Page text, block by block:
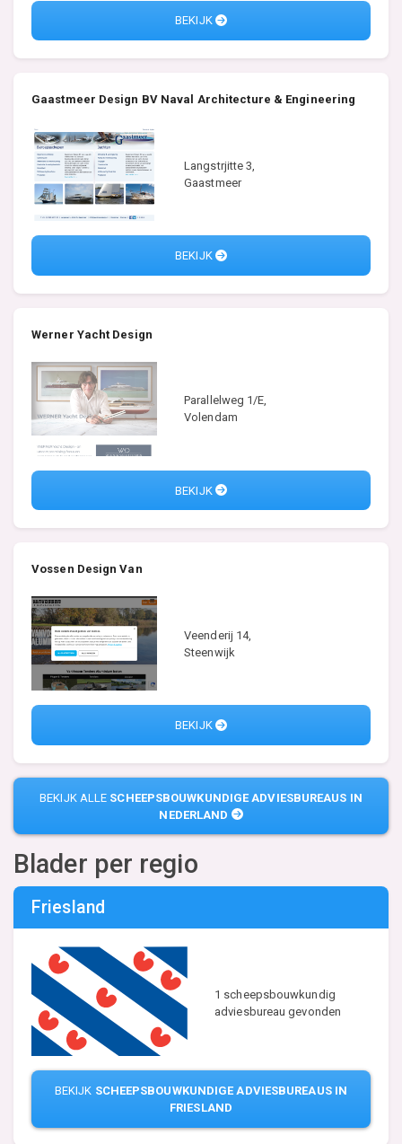
BEKIJK
Gaastmeer Design BV Naval Architecture & Engineering
Langstrjitte 3,
Gaastmeer
BEKIJK
Werner Yacht Design
Parallelweg 1/E,
Volendam
BEKIJK
Vossen Design Van
Veenderij 14,
Steenwijk
BEKIJK
BEKIJK ALLE SCHEEPSBOUWKUNDIGE ADVIESBUREAUS IN
NEDERLAND
Blader per regio
Friesland
1 scheepsbouwkundig
adviesbureau gevonden
BEKIJK SCHEEPSBOUWKUNDIGE ADVIESBUREAUS IN
FRIESLAND